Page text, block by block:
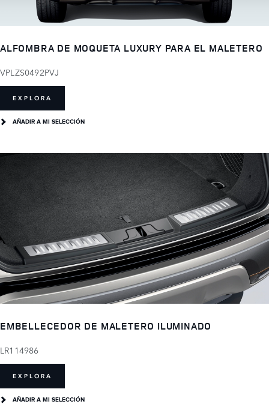
ALFOMBRA DE MOQUETA LUXURY PARA EL MALETERO
VPLZS0492PVJ
EXPLORA
AÑADIR A MI SELECCIÓN
EMBELLECEDOR DE MALETERO ILUMINADO
LR114986
EXPLORA
AÑADIR A MI SELECCIÓN